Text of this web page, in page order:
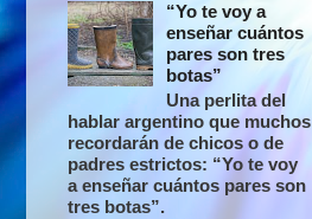
“Yo te voy a
enseñar cuántos
pares son tres
botas”
Una perlita del
hablar argentino que muchos
recordarán de chicos o de
padres estrictos: “Yo te voy
a enseñar cuántos pares son
tres botas”.